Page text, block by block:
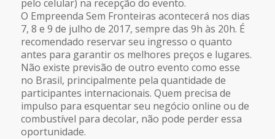
pelo celular) na recepção do evento.
O Empreenda Sem Fronteiras acontecerá nos dias
7, 8 e 9 de julho de 2017, sempre das 9h às 20h. É
recomendado reservar seu ingresso o quanto
antes para garantir os melhores preços e lugares.
Não existe previsão de outro evento como esse
no Brasil, principalmente pela quantidade de
participantes internacionais. Quem precisa de
impulso para esquentar seu negócio online ou de
combustível para decolar, não pode perder essa
oportunidade.